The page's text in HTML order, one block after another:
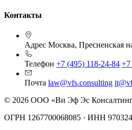
Контакты
Адрес Москва, Пресненская
Телефон +7 (495) 118-24-84 +7
Почта law@vfs.consulting
© 2026 ООО «Ви Эф Эс
ОГРН 1267700068085 · ИНН